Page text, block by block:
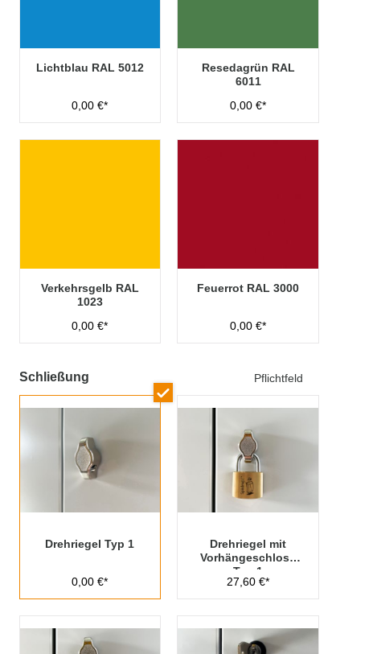
Lichtblau RAL 5012
0,00 €*
Resedagrün RAL
6011
0,00 €*
Verkehrsgelb RAL
1023
0,00 €*
Feuerrot RAL 3000
0,00 €*
Schließung Pflichtfeld
Drehriegel Typ 1
0,00 €*
Drehriegel mit
Vorhängeschloss
Typ 1
27,60 €*